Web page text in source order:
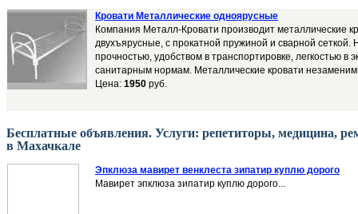
Кровати Металлические одноярусные
Компания Металл-Кровати производит металлические
двухъярусные, с прокатной пружиной и сварной сеткой.
прочностью, удобством в транспортировке, легкостью в
санитарным нормам. Металлические кровати
Цена: 1950 руб.
Бесплатные объявления. Услуги: репетиторы, медицина,
в Махачкале
Эпклюза мавирет венклеста зипатир куплю дорого
Мавирет эпклюза зипатир куплю дорого...